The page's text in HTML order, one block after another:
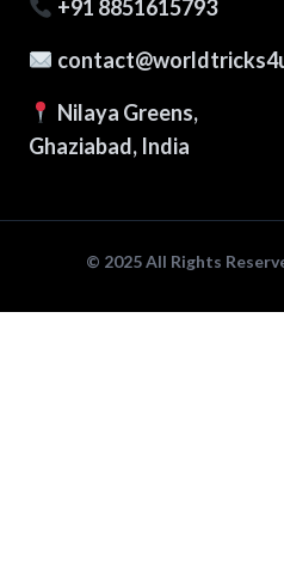
+91 8851615793
Nilaya Greens,
Ghaziabad, India
© 2025 All Rights